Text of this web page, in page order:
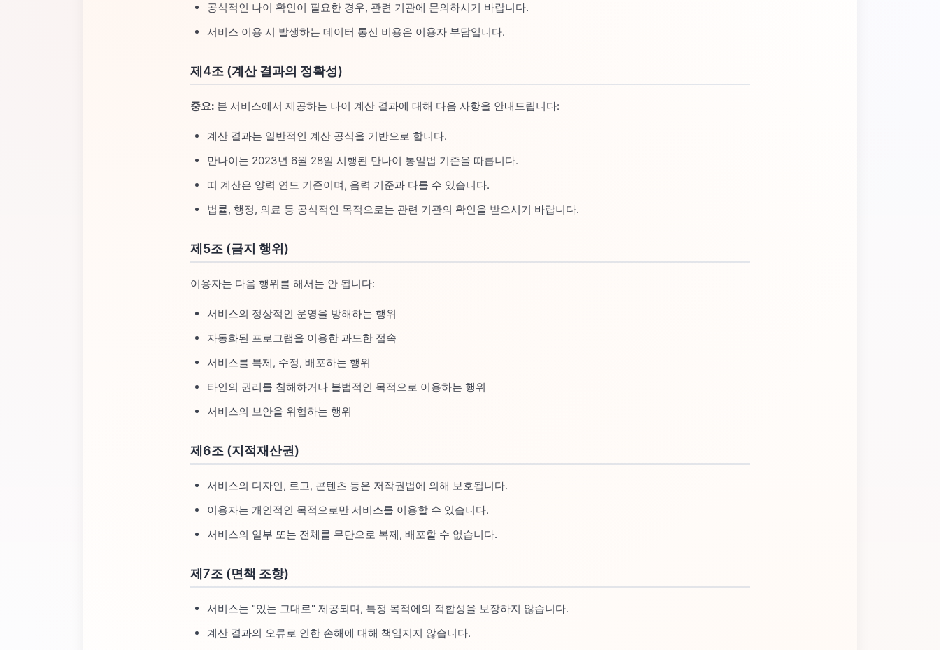
공식적인 나이 확인이 필요한 경우, 관련 기관에 문의하시기 바랍니다.
서비스 이용 시 발생하는 데이터 통신 비용은 이용자 부담입니다.
제4조 (계산 결과의 정확성)
중요: 본 서비스에서 제공하는 나이 계산 결과에 대해 다음 사항을 안내드립니다:
계산 결과는 일반적인 계산 공식을 기반으로 합니다.
만나이는 2023년 6월 28일 시행된 만나이 통일법 기준을 따릅니다.
띠 계산은 양력 연도 기준이며, 음력 기준과 다를 수 있습니다.
법률, 행정, 의료 등 공식적인 목적으로는 관련 기관의 확인을 받으시기 바랍니다.
제5조 (금지 행위)
이용자는 다음 행위를 해서는 안 됩니다:
서비스의 정상적인 운영을 방해하는 행위
자동화된 프로그램을 이용한 과도한 접속
서비스를 복제, 수정, 배포하는 행위
타인의 권리를 침해하거나 불법적인 목적으로 이용하는 행위
서비스의 보안을 위협하는 행위
제6조 (지적재산권)
서비스의 디자인, 로고, 콘텐츠 등은 저작권법에 의해 보호됩니다.
이용자는 개인적인 목적으로만 서비스를 이용할 수 있습니다.
서비스의 일부 또는 전체를 무단으로 복제, 배포할 수 없습니다.
제7조 (면책 조항)
서비스는 "있는 그대로" 제공되며, 특정 목적에의 적합성을 보장하지 않습니다.
계산 결과의 오류로 인한 손해에 대해 책임지지 않습니다.